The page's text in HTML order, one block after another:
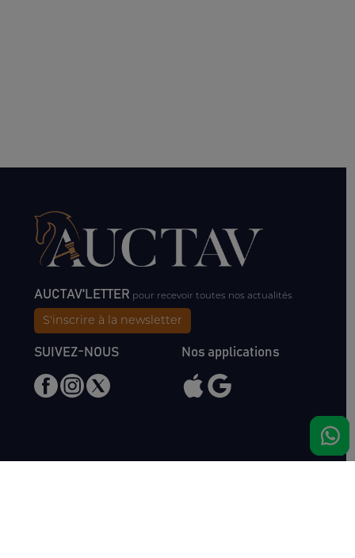
AUCTAV'LETTER pour recevoir toutes nos actualités
S'inscrire à la newsletter
SUIVEZ-NOUS Nos applications